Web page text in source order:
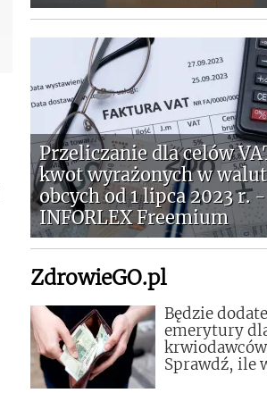
Przeliczanie dla celów
kwot wyrażonych w
obcych od 1 lipca 2023 r. -
INFORLEX Freemium
ZdrowieGO.pl
Będzie
emerytury
Sprawdź, ile